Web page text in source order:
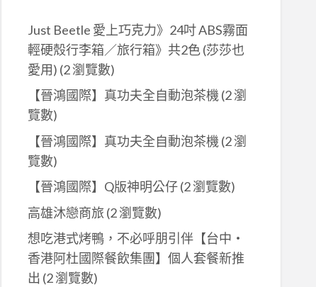
Just Beetle 愛上巧克力》24吋 ABS霧面
輕硬殼行李箱／旅行箱》共2色 (莎莎也
愛用) (2 瀏覽數)
【晉鴻國際】真功夫全自動泡茶機 (2 瀏
覽數)
【晉鴻國際】真功夫全自動泡茶機 (2 瀏
覽數)
【晉鴻國際】Q版神明公仔(2 瀏覽數)
高雄沐戀商旅 (2 瀏覽數)
想吃港式烤鴨，不必呼朋引伴【台中‧
香港阿杜國際餐飲集團】個人套餐新推
出 (2 瀏覽數)